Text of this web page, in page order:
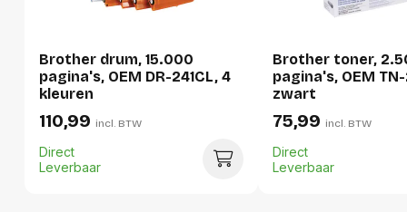
Breedte:
159 millimeter
Hoogte:
108 millimeter
Lengte:
392 millimeter
Gewicht:
640 gram
Brother drum, 15.000
pagina's, OEM DR-241CL, 4
kleuren
110,99 incl. BTW
Direct
Leverbaar
Brother toner,
pagina's, OEM TN-
zwart
75,99 incl. BTW
Direct
Leverbaar